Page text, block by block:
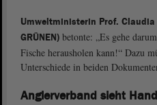
Umweltministerin Prof. Claudia
GRÜNEN) betonte: „Es gehe
Fische herausholen kann!“ Dazu
Unterschiede in beiden
Anglerverband sieht